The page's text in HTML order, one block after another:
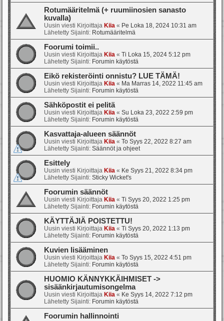
Rotumääritelmä (+ ruumiinosien sanasto
kuvalla)
Uusin viesti Kirjoittaja Kiia « Pe Loka 18, 2024 10:31 am
Lähetetty Sijainti: Rotumääritelmä
Foorumi toimii..
Uusin viesti Kirjoittaja Kiia « Ti Loka 15, 2024 5:12 pm
Lähetetty Sijainti: Forumin käytöstä
Eikö rekisteröinti onnistu? LUE TÄMÄ!
Uusin viesti Kirjoittaja Kiia « Ma Marras 14, 2022 11:45 am
Lähetetty Sijainti: Forumin käytöstä
Sähköpostit ei pelitä
Uusin viesti Kirjoittaja Kiia « Su Loka 23, 2022 2:59 pm
Lähetetty Sijainti: Forumin käytöstä
Kasvattaja-alueen säännöt
Uusin viesti Kirjoittaja Kiia « To Syys 22, 2022 8:27 am
Lähetetty Sijainti: Säännöt ja ohjeet
Esittely
Uusin viesti Kirjoittaja Kiia « Ke Syys 21, 2022 8:34 pm
Lähetetty Sijainti: Sticky Wicket's
Foorumin säännöt
Uusin viesti Kirjoittaja Kiia « Ti Syys 20, 2022 1:25 pm
Lähetetty Sijainti: Forumin käytöstä
KÄYTTÄJIÄ POISTETTU!
Uusin viesti Kirjoittaja Kiia « Ti Syys 20, 2022 1:13 pm
Lähetetty Sijainti: Forumin käytöstä
Kuvien lisääminen
Uusin viesti Kirjoittaja Kiia « To Syys 15, 2022 4:51 pm
Lähetetty Sijainti: Forumin käytöstä
HUOMIO KÄNNYKKÄIHMISET ->
sisäänkirjautumisongelma
Uusin viesti Kirjoittaja Kiia « Ke Syys 14, 2022 7:12 pm
Lähetetty Sijainti: Forumin käytöstä
Foorumin hallinnointi